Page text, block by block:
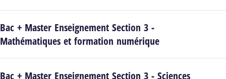
Bac + Master Enseignement Section 3 -
Mathématiques et formation numérique
Bac + Master Enseignement Section 3 - Sciences